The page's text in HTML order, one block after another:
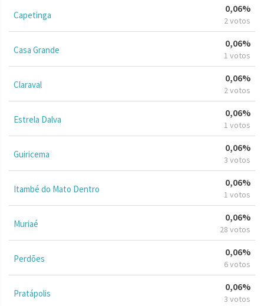
Capetinga
0,06%
2 votos
Casa Grande
0,06%
1 votos
Claraval
0,06%
2 votos
Estrela Dalva
0,06%
1 votos
Guiricema
0,06%
3 votos
Itambé do Mato Dentro
0,06%
1 votos
Muriaé
0,06%
28 votos
Perdões
0,06%
6 votos
Pratápolis
0,06%
3 votos